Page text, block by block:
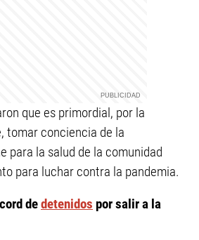
que es primordial, por la
tomar conciencia de la
para la salud de la comunidad
para luchar contra la pandemia.
dedetenidos por salir a la